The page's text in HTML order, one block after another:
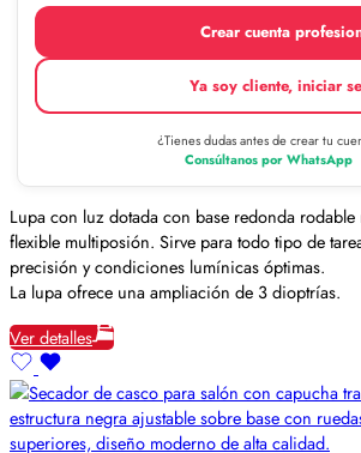
Crear cuenta
Ya soy cliente, iniciar
¿Tienes dudas antes de crear tu
Consúltanos por WhatsApp
Lupa con luz dotada con base redonda rodable
flexible multiposión. Sirve para todo tipo de
precisión y condiciones lumínicas óptimas.
La lupa ofrece una ampliación de 3 dioptrías.
Ver detalles